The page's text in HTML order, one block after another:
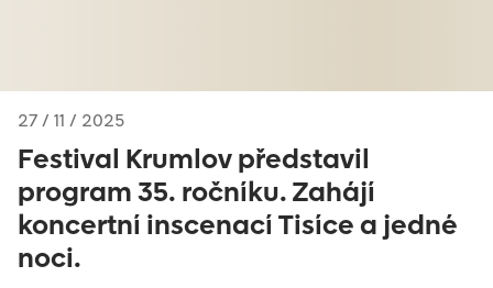
Festival Krumlov představil
program 35. ročníku. Zahájí
koncertní inscenací Tisíce a jedné
noci.
27 / 11 / 2025